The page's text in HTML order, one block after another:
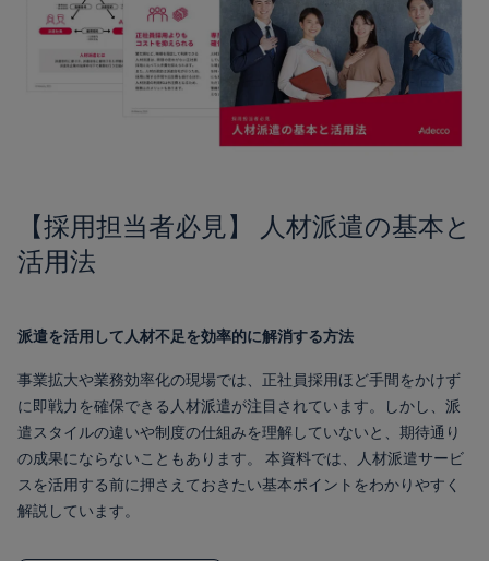
【採用担当者必見】 人材派遣の基本と
活用法
派遣を活用して人材不足を効率的に解消する方法
事業拡大や業務効率化の現場では、正社員採用ほど手間をかけず
に即戦力を確保できる人材派遣が注目されています。しかし、派
遣スタイルの違いや制度の仕組みを理解していないと、期待通り
の成果にならないこともあります。 本資料では、人材派遣サービ
スを活用する前に押さえておきたい基本ポイントをわかりやすく
解説しています。